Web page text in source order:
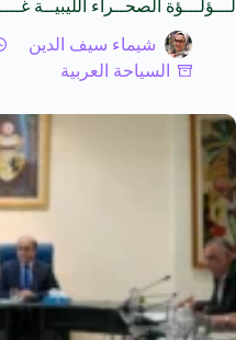
لـــؤلـــؤة الصحــراء الليبيــة
شيماء سيف الدين
السياحة العربية